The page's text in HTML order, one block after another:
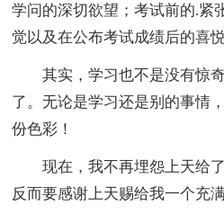
学问的深切欲望；考试前的.紧
觉以及在公布考试成绩后的喜
其实，学习也不是没有惊奇
了。无论是学习还是别的事情
份色彩！
现在，我不再埋怨上天给了
反而要感谢上天赐给我一个充